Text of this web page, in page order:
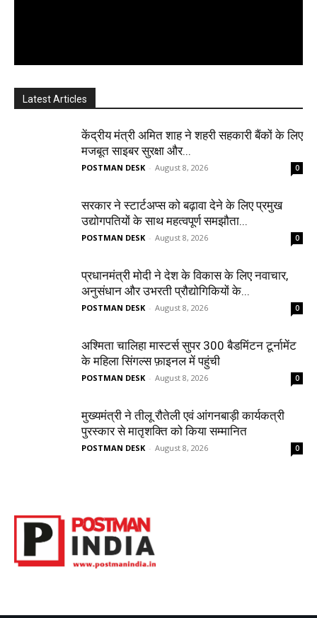
Latest Articles
केंद्रीय मंत्री अमित शाह ने शहरी सहकारी बैंकों के लिए
मजबूत साइबर सुरक्षा और...
POSTMAN DESK - August 8, 2026 0
सरकार ने स्टार्टअप्‍स को बढ़ावा देने के लिए प्रमुख
उद्योगपतियों के साथ महत्‍वपूर्ण समझौता...
POSTMAN DESK - August 8, 2026 0
प्रधानमंत्री मोदी ने देश के विकास के लिए नवाचार,
अनुसंधान और उभरती प्रौद्योगिकियों के...
POSTMAN DESK - August 8, 2026 0
अश्मिता चालिहा मास्टर्स सुपर 300 बैडमिंटन टूर्नामेंट
के महिला सिंगल्स फ़ाइनल में पहुंची
POSTMAN DESK - August 8, 2026 0
मुख्यमंत्री ने तीलू रौतेली एवं आंगनबाड़ी कार्यकत्री
पुरस्कार से मातृशक्ति को किया सम्मानित
POSTMAN DESK - August 8, 2026 0